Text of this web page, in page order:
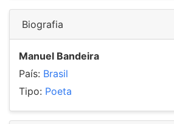
Biografia
Manuel Bandeira
País: Brasil
Tipo: Poeta